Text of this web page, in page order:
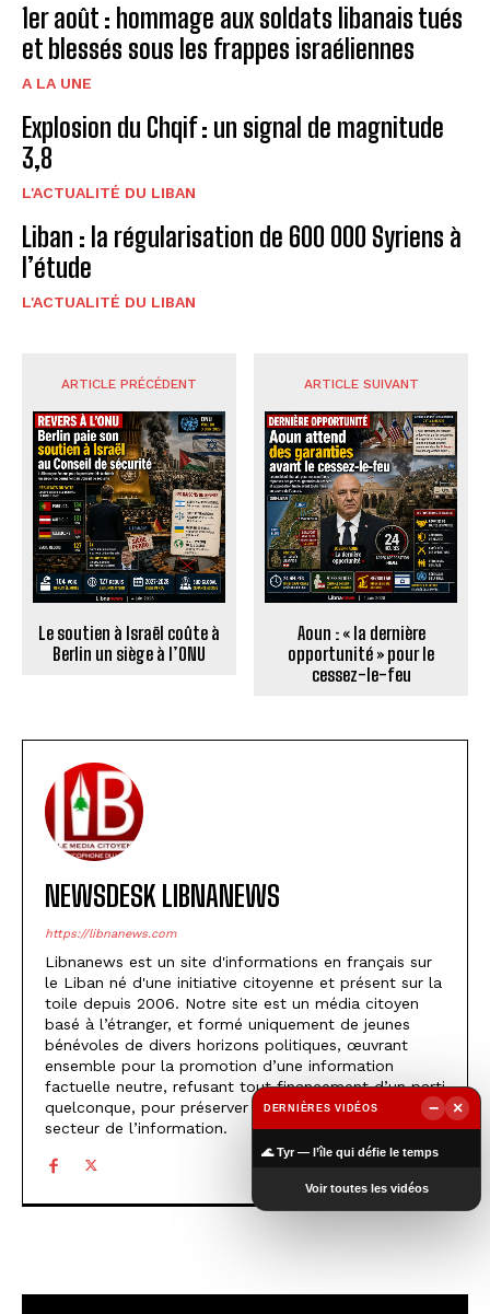
1er août : hommage aux soldats libanais tués
et blessés sous les frappes israéliennes
A LA UNE
Explosion du Chqif : un signal de magnitude
3,8
L'ACTUALITÉ DU LIBAN
Liban : la régularisation de 600 000 Syriens à
l’étude
L'ACTUALITÉ DU LIBAN
ARTICLE PRÉCÉDENT
Le soutien à Israël coûte à
Berlin un siège à l’ONU
ARTICLE SUIVANT
Aoun : « la dernière
opportunité » pour le
cessez-le-feu
NEWSDESK LIBNANEWS
https://libnanews.com
Libnanews est un site d'informations en français sur
le Liban né d'une initiative citoyenne et présent sur la
toile depuis 2006. Notre site est un média citoyen
basé à l’étranger, et formé uniquement de jeunes
bénévoles de divers horizons politiques, œuvrant
ensemble pour la promotion d’une information
factuelle neutre, refusant tout financement d’un parti
quelconque, pour préserver sa crédibilité dans le
secteur de l’information.
DERNIÈRES VIDÉOS −
×
🌊 Tyr — l’île qui défie le temps
Voir toutes les vidéos